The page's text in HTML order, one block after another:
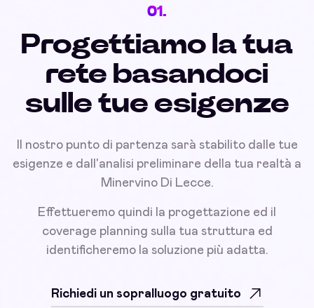
01.
Progettiamo la tua
rete basandoci
sulle tue esigenze
Il nostro punto di partenza sarà stabilito dalle tue
esigenze e dall'analisi preliminare della tua realtà a
Minervino Di Lecce.
Effettueremo quindi la progettazione ed il
coverage planning sulla tua struttura ed
identificheremo la soluzione più adatta.
Richiedi un sopralluogo gratuito